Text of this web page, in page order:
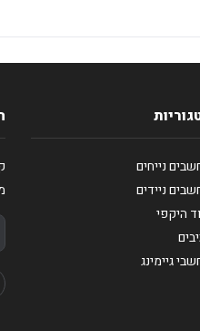
נייחים
ניידים
היקפי
גיימינג